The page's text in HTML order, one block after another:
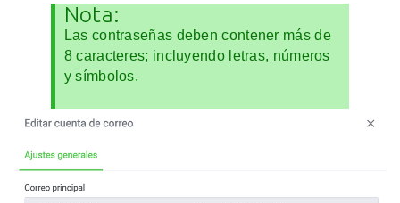
Nota:
Las contraseñas deben contener más de
8 caracteres; incluyendo letras, números
y símbolos.